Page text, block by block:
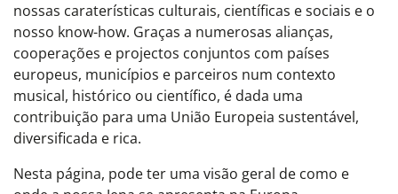
nossas caraterísticas culturais, científicas e sociais e o
nosso know-how. Graças a numerosas alianças,
cooperações e projectos conjuntos com países
europeus, municípios e parceiros num contexto
musical, histórico ou científico, é dada uma
contribuição para uma União Europeia sustentável,
diversificada e rica.
Nesta página, pode ter uma visão geral de como e